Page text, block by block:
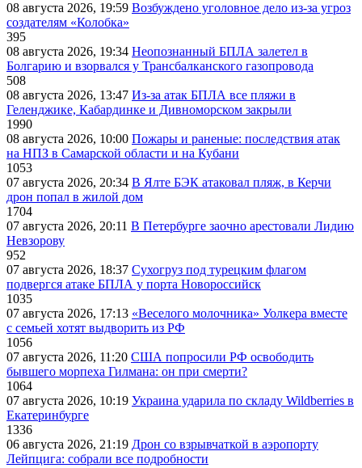
08 августа 2026, 19:59 Возбуждено уголовное дело из-за угроз
создателям «Колобка»
395
08 августа 2026, 19:34 Неопознанный БПЛА залетел в
Болгарию и взорвался у Трансбалканского газопровода
508
08 августа 2026, 13:47 Из-за атак БПЛА все пляжи в
Геленджике, Кабардинке и Дивноморском закрыли
1990
08 августа 2026, 10:00 Пожары и раненые: последствия атак
на НПЗ в Самарской области и на Кубани
1053
07 августа 2026, 20:34 В Ялте БЭК атаковал пляж, в Керчи
дрон попал в жилой дом
1704
07 августа 2026, 20:11 В Петербурге заочно арестовали Лидию
Невзорову
952
07 августа 2026, 18:37 Сухогруз под турецким флагом
подвергся атаке БПЛА у порта Новороссийск
1035
07 августа 2026, 17:13 «Веселого молочника» Уолкера вместе
с семьей хотят выдворить из РФ
1056
07 августа 2026, 11:20 США попросили РФ освободить
бывшего морпеха Гилмана: он при смерти?
1064
07 августа 2026, 10:19 Украина ударила по складу Wildberries в
Екатеринбурге
1336
06 августа 2026, 21:19 Дрон со взрывчаткой в аэропорту
Лейпцига: собрали все подробности